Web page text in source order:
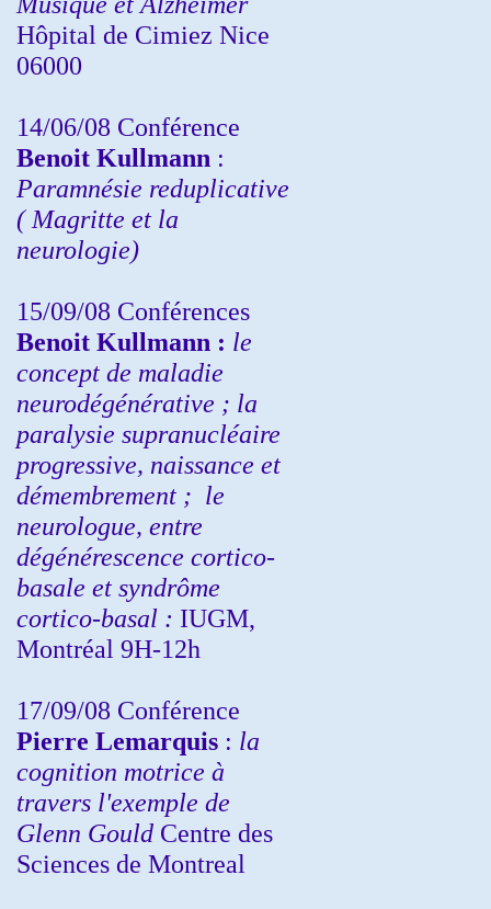
Hôpital de Cimiez Nice
06000
14/06/08 Conférence
Benoit Kullmann :
Paramnésie reduplicative
( Magritte et la
neurologie)
15/09/08 Conférences
Benoit Kullmann : le
concept de maladie
neurodégénérative ; la
paralysie supranucléaire
progressive, naissance et
démembrement ; le
neurologue, entre
dégénérescence cortico-
basale et syndrôme
cortico-basal : IUGM,
Montréal 9H-12h
17/09/08 Conférence
Pierre Lemarquis : la
cognition motrice à
travers l'exemple de
Glenn Gould Centre des
Sciences de Montreal